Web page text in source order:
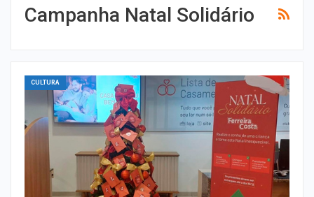
Campanha Natal Solidário
CULTURA